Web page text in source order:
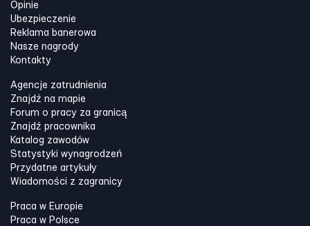
Opinie
Ubezpieczenie
Reklama banerowa
Nasze nagrody
Kontakty
Agencje zatrudnienia
Znajdź na mapie
Forum o pracy za granicą
Znajdź pracownika
Katalog zawodów
Statystyki wynagrodzeń
Przydatne artykuły
Wiadomości z zagranicy
Praca w Europie
Praca w Polsce